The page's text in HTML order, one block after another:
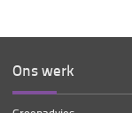
Ons werk